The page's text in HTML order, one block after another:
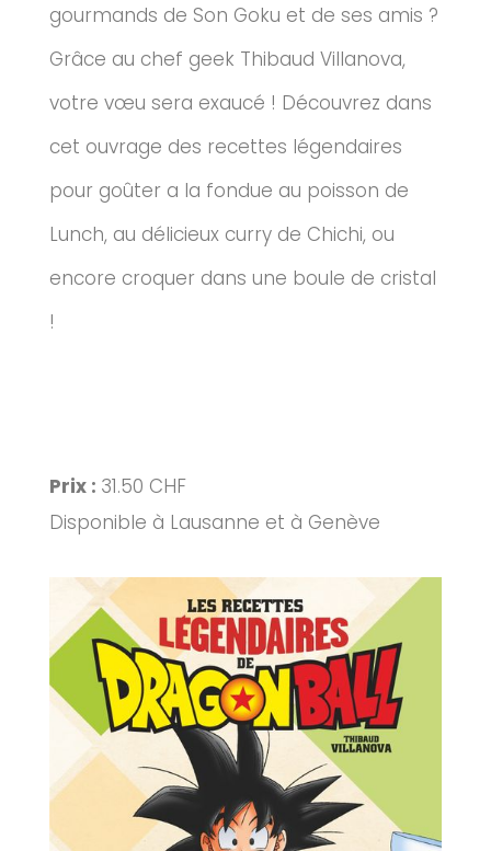
gourmands de Son Goku et de ses amis ?
Grâce au chef geek Thibaud Villanova,
votre vœu sera exaucé ! Découvrez dans
cet ouvrage des recettes légendaires
pour goûter a la fondue au poisson de
Lunch, au délicieux curry de Chichi, ou
encore croquer dans une boule de cristal
!
Prix : 31.50 CHF
Disponible à Lausanne et à Genève